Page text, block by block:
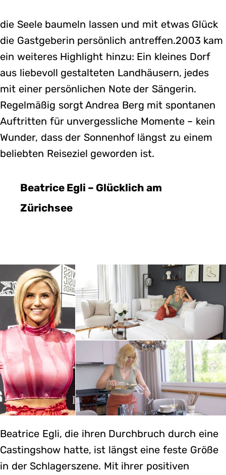
die Seele baumeln lassen und mit etwas Glück
die Gastgeberin persönlich antreffen.2003 kam
ein weiteres Highlight hinzu: Ein kleines Dorf
aus liebevoll gestalteten Landhäusern, jedes
mit einer persönlichen Note der Sängerin.
Regelmäßig sorgt Andrea Berg mit spontanen
Auftritten für unvergessliche Momente – kein
Wunder, dass der Sonnenhof längst zu einem
beliebten Reiseziel geworden ist.
Beatrice Egli – Glücklich am
Zürichsee
Beatrice Egli, die ihren Durchbruch durch eine
Castingshow hatte, ist längst eine feste Größe
in der Schlagerszene. Mit ihrer positiven